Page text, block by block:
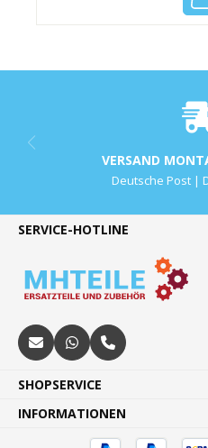
VERSAND
Deutsche Post |
SERVICE-HOTLINE
SHOPSERVICE
INFORMATIONEN